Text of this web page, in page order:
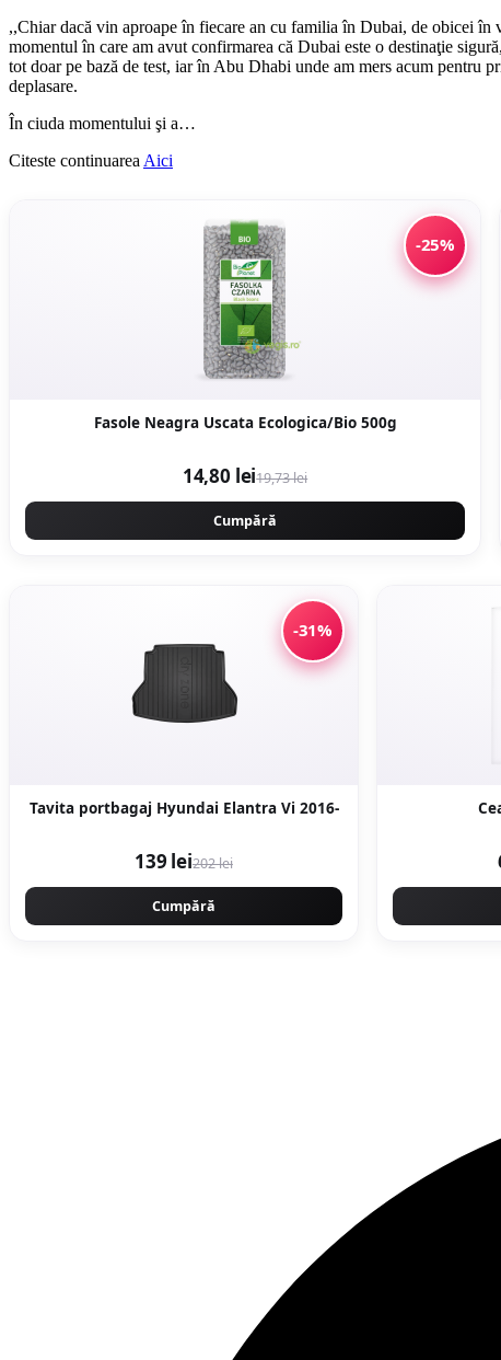
,,Chiar dacă vin aproape în fiecare an cu familia în Dubai, de obicei în
momentul în care am avut confirmarea că Dubai este o destinaţie
tot doar pe bază de test, iar în Abu Dhabi unde am mers acum pentru
deplasare.
În ciuda momentului şi a…
Citeste continuarea Aici
-25%
Fasole Neagra Uscata Ecologica/Bio 500g
14,80 lei19,73 lei
Cumpără
-31%
Tavita portbagaj Hyundai Elantra Vi 2016-
139 lei202 lei
Cumpără